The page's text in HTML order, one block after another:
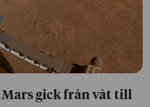
gick från våt till